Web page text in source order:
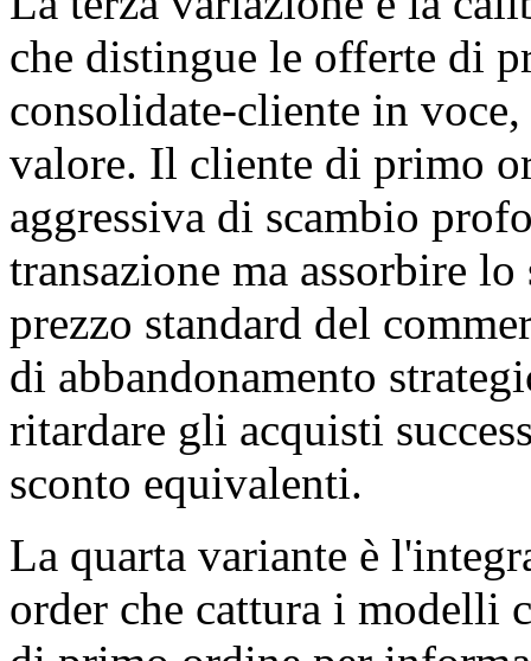
che distingue le offerte di
consolidate-cliente in
valore. Il cliente di primo
aggressiva di scambio
transazione ma assorbire
prezzo standard del
di abbandonamento
ritardare gli acquisti
sconto equivalenti.
La quarta variante è
order che cattura i modelli